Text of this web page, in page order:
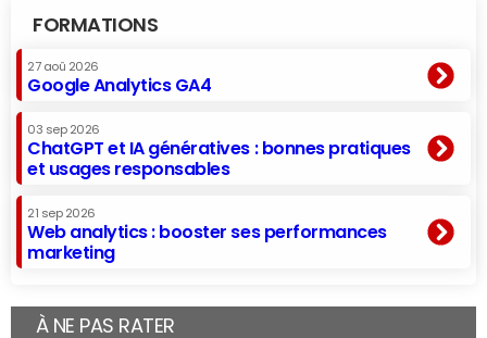
FORMATIONS
27 aoû 2026
Google Analytics GA4
03 sep 2026
ChatGPT et IA génératives : bonnes pratiques
et usages responsables
21 sep 2026
Web analytics : booster ses performances
marketing
À NE PAS RATER